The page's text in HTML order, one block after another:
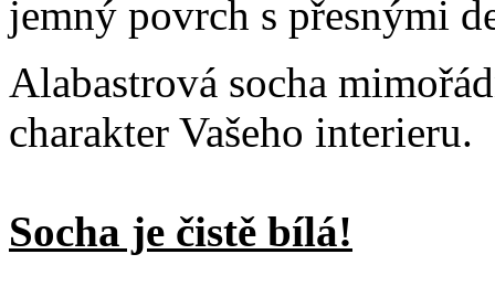
jemný povrch s přesnými
Alabastrová socha
charakter Vašeho interieru.
Socha je čistě bílá!